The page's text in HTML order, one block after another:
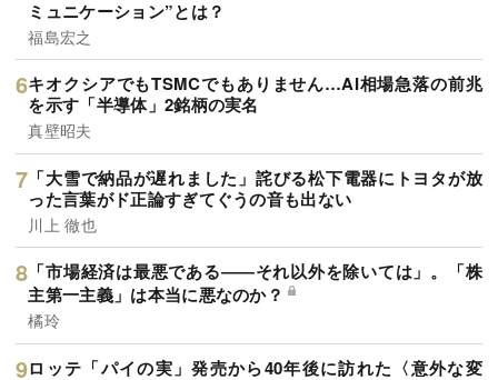
ミュニケーション”とは？
福島宏之
キオクシアでもTSMCでもありません…AI相場急落の前兆
を示す「半導体」2銘柄の実名
真壁昭夫
「大雪で納品が遅れました」詫びる松下電器にトヨタが放
った言葉がド正論すぎてぐうの音も出ない
川上 徹也
「市場経済は最悪である――それ以外を除いては」。「株
主第一主義」は本当に悪なのか？
橘玲
ロッテ「パイの実」発売から40年後に訪れた〈意外な変